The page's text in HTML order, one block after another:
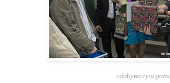
zdobywczyni